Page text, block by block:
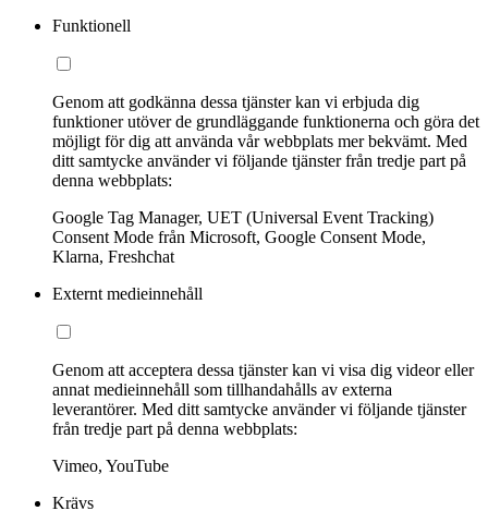
Funktionell
Genom att godkänna dessa tjänster kan vi erbjuda dig
funktioner utöver de grundläggande funktionerna och göra det
möjligt för dig att använda vår webbplats mer bekvämt. Med
ditt samtycke använder vi följande tjänster från tredje part på
denna webbplats:
Google Tag Manager, UET (Universal Event Tracking)
Consent Mode från Microsoft, Google Consent Mode,
Klarna, Freshchat
Externt medieinnehåll
Genom att acceptera dessa tjänster kan vi visa dig videor eller
annat medieinnehåll som tillhandahålls av externa
leverantörer. Med ditt samtycke använder vi följande tjänster
från tredje part på denna webbplats:
Vimeo, YouTube
Krävs